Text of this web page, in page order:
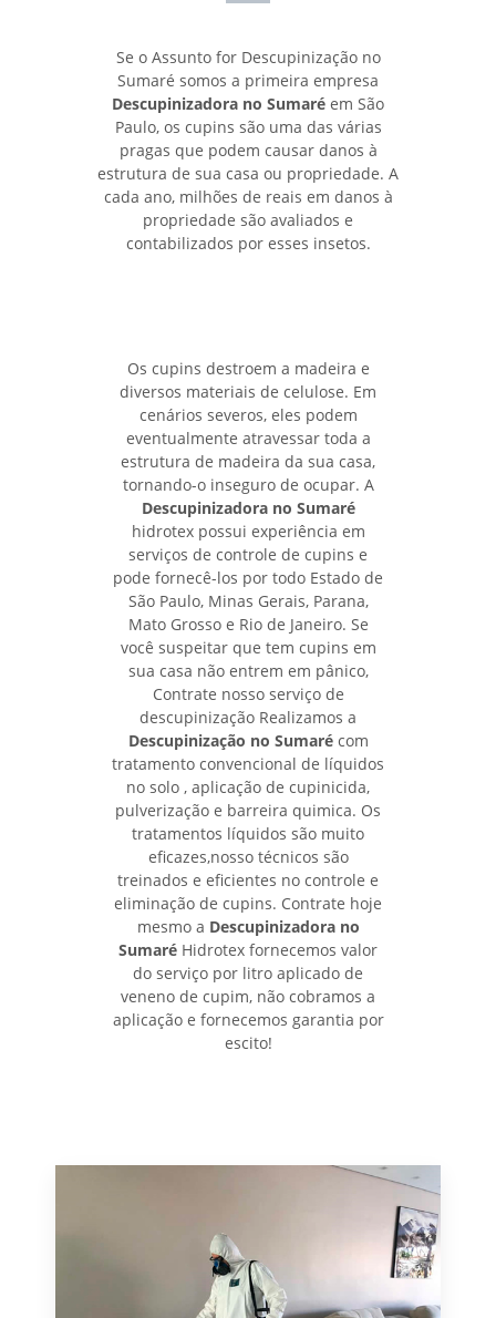
Se o Assunto for Descupinização no
Sumaré somos a primeira empresa
Descupinizadora no Sumaré em São
Paulo, os cupins são uma das várias
pragas que podem causar danos à
estrutura de sua casa ou propriedade. A
cada ano, milhões de reais em danos à
propriedade são avaliados e
contabilizados por esses insetos.
Os cupins destroem a madeira e
diversos materiais de celulose. Em
cenários severos, eles podem
eventualmente atravessar toda a
estrutura de madeira da sua casa,
tornando-o inseguro de ocupar. A
Descupinizadora no Sumaré
hidrotex possui experiência em
serviços de controle de cupins e
pode fornecê-los por todo Estado de
São Paulo, Minas Gerais, Parana,
Mato Grosso e Rio de Janeiro. Se
você suspeitar que tem cupins em
sua casa não entrem em pânico,
Contrate nosso serviço de
descupinização Realizamos a
Descupinização no Sumarécom
tratamento convencional de líquidos
no solo , aplicação de cupinicida,
pulverização e barreira quimica. Os
tratamentos líquidos são muito
eficazes,nosso técnicos são
treinados e eficientes no controle e
eliminação de cupins. Contrate hoje
mesmo a Descupinizadora no
Sumaré Hidrotex fornecemos valor
do serviço por litro aplicado de
veneno de cupim, não cobramos a
aplicação e fornecemos garantia por
escito!